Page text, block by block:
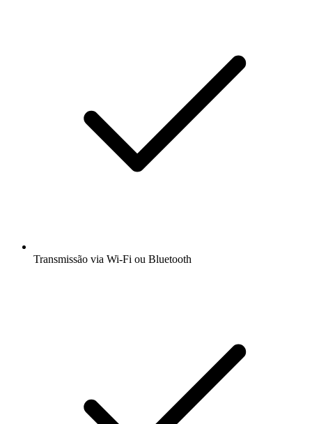
Transmissão via Wi-Fi ou Bluetooth